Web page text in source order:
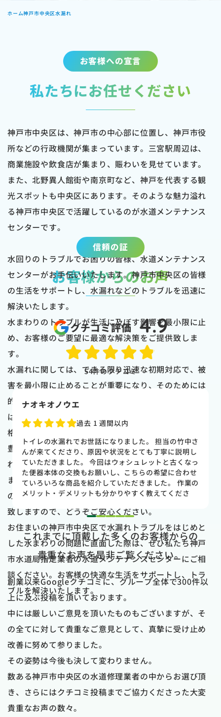
ホーム神戸市中央区水漏れ
お客様への宣言
私たちにお任せください
神戸市中央区は、神戸市の中心部に位置し、神戸市役
所などの行政機関が集まっています。三宮駅周辺は、
商業施設や飲食店が集まり、賑わいを見せています。
また、北野異人館街や南京町など、神戸を代表する観
光スポットも中央区にあります。そのような魅力溢れ
る神戸市中央区で活躍しているのが水道メンテナンス
センターです。
水回りのトラブルでお困りの皆様、水道メンテナンス
センターがお手伝いいたします。神戸市中央区の皆様
の生活をサポートし、水漏れなどのトラブルを迅速に
解決いたします。
水まわりのトラブルが生活に及ぼす影響を最小限に止
め、お客様のご要望に最適な解決策をご提供致しま
す。
水漏れに関しては、できる限り迅速な初期対応で、被
害を最小限に止めることが重要になり、そのためには
的確な状況把握と最適なアプローチが必須です。弊社
は、神戸市水道局指定業者として、高い技術を適正価
格でお届けし、お喜び頂いておりますので、是非経験
豊富なスタッフによる高品質なサービスをお選び頂け
ればと思います。
また、作業の前には、明確な見積もりと修理作業内容
の説明を行いますので、ご納得頂いた上で作業を開始
致しますので、どうぞご安心ください。
お住まいの神戸市中央区で水漏れトラブルをはじめと
した水まわりの問題に直面した際は、ぜひ私たち神戸
市水道局指定業者の水道メンテナンスセンターにご相
談ください。お客様の快適な生活をサポートし、トラ
ブルを解決いたします。
信頼の証
お客様からのお声
クチコミ評価 4.9
54件のクチコミ
naoki higasi
1 か月前
トイレの水漏れがあり来ていただきました。水漏れ箇
所もすぐに判明しました。10数年使用していた一体型
のトイレだった為使いやすさ等しっかりと説明してい
ただき交換する事になりました。正直痛い出費でした
が発見が早かったので壁や床の工事を考えるとまだ費
用は抑えれました。今回担当して頂いた竹中さんは人
た。 今回は2階のトイレでしたが、1階のトイレも修
理が必要になった時はまたお願いしたいと思いまし
た。
1 2 3 4 5
これまでに頂戴した多くのお客様からの
貴重なお声を是非ご覧ください。
創業以来Googleクチコミに、グループ全体で300件以
上に及ぶ投稿を頂いております。
中には厳しいご意見を頂いたものもございますが、そ
の全てに対して貴重なご意見として、真摯に受け止め
改善に努めて参りました。
その姿勢は今後も決して変わりません。
数ある神戸市中央区の水道修理業者の中からお選び頂
き、さらにはクチコミ投稿までご協力くださった大変
貴重なお声の数々。